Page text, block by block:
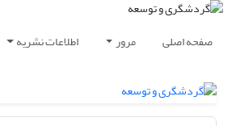
صفحه اصلی مرور اطلاعات نشریه